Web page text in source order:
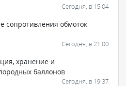
Сегодня, в 15:04
сопротивления обмоток
Сегодня, в 21:00
хранение и
баллонов
Сегодня, в 19:37